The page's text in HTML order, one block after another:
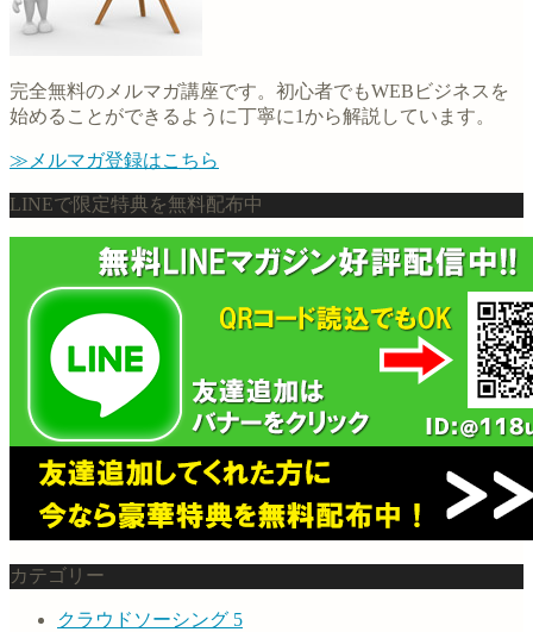
完全無料のメルマガ講座です。初心者でもWEBビジネスを
始めることができるように丁寧に1から解説しています。
≫メルマガ登録はこちら
LINEで限定特典を無料配布中
カテゴリー
クラウドソーシング 5